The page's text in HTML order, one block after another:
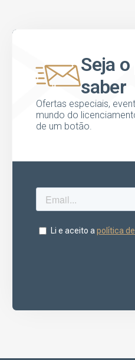
Seja
saber
Ofertas especiais,
mundo do
de um botão.